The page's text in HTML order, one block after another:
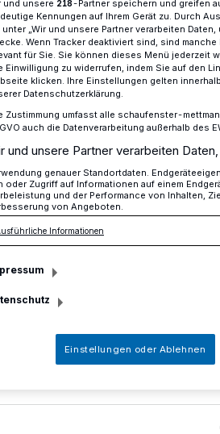
in der Innenstadt
zur
Straße hat den
Sorgen bereitet."
und unsere 218-Partner speichern und greifen
Kennungen auf Ihrem Gerät zu. Durch
unter „Wir und unsere Partner verarbeiten
Wenn Tracker deaktiviert sind, sind
für Sie. Sie können dieses Menü jederzeit
Einwilligung zu widerrufen, indem Sie auf den
klicken. Ihre Einstellungen gelten
Datenschutzerklärung.
Zustimmung umfasst alle schaufenster-
auch die Datenverarbeitung außerhalb des
und unsere Partner verarbeiten
genauer Standortdaten.
oder Zugriff auf Informationen auf einem
und der Performance von Inhalten,
von Angeboten.
Informationen
Einstellungen oder Ablehnen